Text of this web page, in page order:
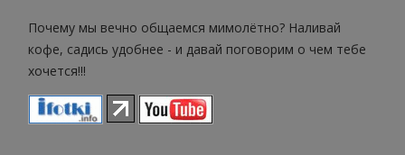
Почему мы вечно общаемся мимолётно? Наливай
кофе, садись удобнее - и давай поговорим о чем тебе
хочется!!!